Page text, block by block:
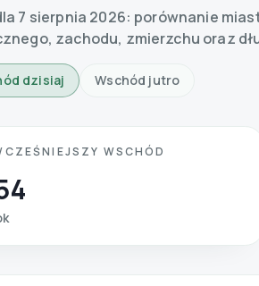
7 sierpnia 2026: porównanie
zachodu, zmierzchu oraz
dzisiaj Wschód jutro
WSCHÓD